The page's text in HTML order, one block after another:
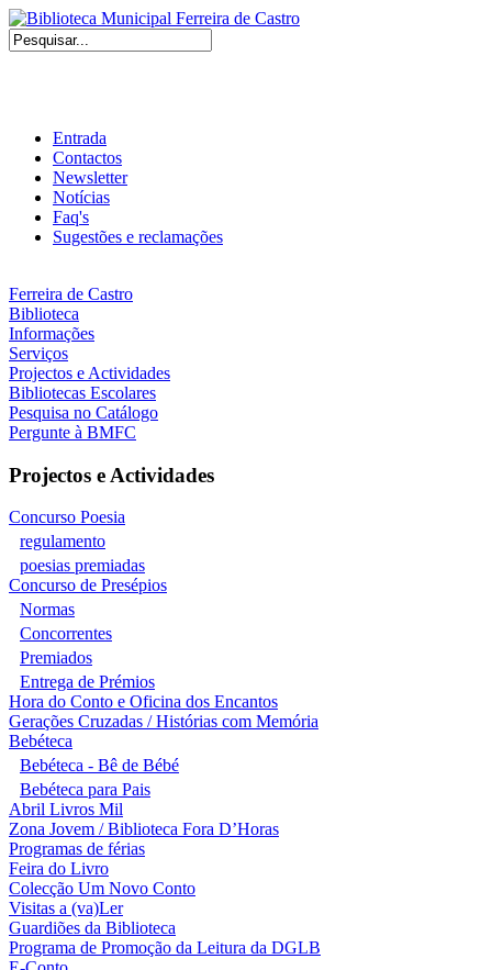
Entrada
Contactos
Newsletter
Notícias
Faq's
Sugestões e reclamações
Ferreira de Castro
Biblioteca
Informações
Serviços
Projectos e Actividades
Bibliotecas Escolares
Pesquisa no Catálogo
Pergunte à BMFC
Projectos e Actividades
Concurso Poesia
regulamento
poesias premiadas
Concurso de Presépios
Normas
Concorrentes
Premiados
Entrega de Prémios
Hora do Conto e Oficina dos Encantos
Gerações Cruzadas / Histórias com Memória
Bebéteca
Bebéteca - Bê de Bébé
Bebéteca para Pais
Abril Livros Mil
Zona Jovem / Biblioteca Fora D’Horas
Programas de férias
Feira do Livro
Colecção Um Novo Conto
Visitas a (va)Ler
Guardiões da Biblioteca
Programa de Promoção da Leitura da DGLB